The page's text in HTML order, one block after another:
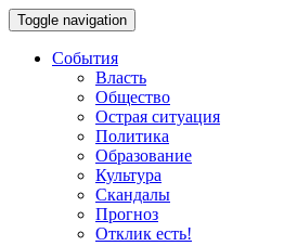
Toggle navigation
События
Власть
Общество
Острая ситуация
Политика
Образование
Культура
Скандалы
Прогноз
Отклик есть!